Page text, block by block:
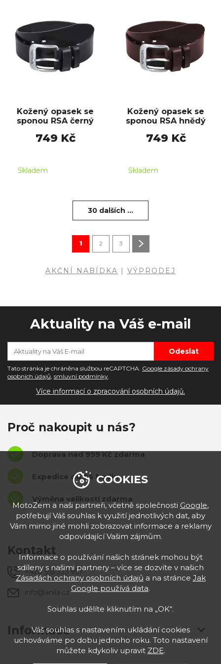
Kožený opasek se
sponou RSA černý
749 Kč
Skladem
Kožený opasek se
sponou RSA hnědý
749 Kč
Skladem
30 dalších ...
1 2 3
AKČNÍ NABÍDKA | VÝPRODEJ
Aktuality na Váš e-mail
Tato stránka je chráněna službou reCAPTCHA. Google zásady ochrany
osobních údajů smluvní podmínky
Více informací o zpracování osobních údajů.
Proč nakoupit u nás?
Doprava nad 999 Kč zdarma
Expedice do 24 hodin
Výměna velikostí zdarma
Informace
Kontakt
+420 555 333 957
info@anila.cz
COOKIES
MotoZem a naši partneři, včetně společnosti Google,
potřebují Váš souhlas k využití jednotlivých dat, aby
Vám mimo jiné mohli zobrazovat informace a reklamy
odpovídající Vašim zájmům.
Informace o používání našich stránek mohou být
sdíleny s našimi partnery – více se dozvíte v našich
Zásadách ochrany osobních údajů a na stránce Jak
Google používá data.
Souhlas udělíte kliknutím na „OK“.
Váš souhlas s nastavením ukládání cookies
uchováváme po dobu jednoho roku. Toto nastavení
můžete kdykoliv upravit ZDE.